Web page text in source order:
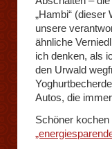
„Hambi“ (dieser
unsere
ähnliche
ich denken, als
den Urwald
Autos, die
Schöner